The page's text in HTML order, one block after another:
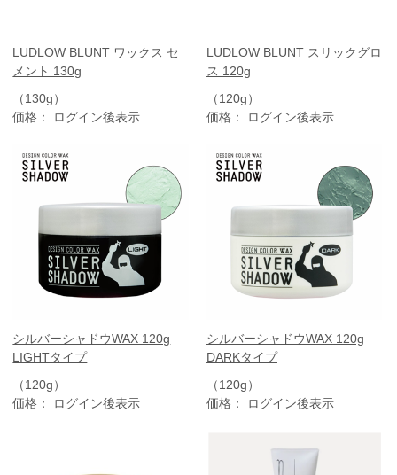
LUDLOW BLUNT ワックス セ
メント 130g
（130g）
価格： ログイン後表示
LUDLOW BLUNT スリックグロ
ス 120g
（120g）
価格： ログイン後表示
シルバーシャドウWAX 120g
LIGHTタイプ
（120g）
価格： ログイン後表示
シルバーシャドウWAX 120g
DARKタイプ
（120g）
価格： ログイン後表示